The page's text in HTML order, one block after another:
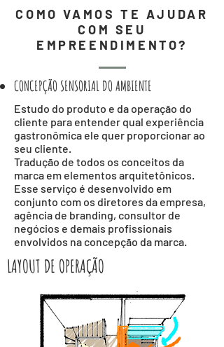
COMO VAMOS TE AJUDAR
COM SEU
EMPREENDIMENTO?
CONCEPÇÃO SENSORIAL DO AMBIENTE
Estudo do produto e da operação do
cliente para entender qual experiência
gastronômica ele quer proporcionar ao
seu cliente.
Tradução de todos os conceitos da
marca em elementos arquitetônicos.
Esse serviço é desenvolvido em
conjunto com os diretores da empresa,
agência de branding, consultor de
negócios e demais profissionais
envolvidos na concepção da marca.
LAYOUT DE OPERAÇÃO